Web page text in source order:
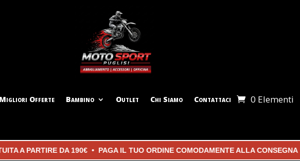
Migliori Offerte Bambino Outlet Chi Siamo Contattaci 0 Elementi
A PARTIRE DA 190€ • PAGA IL TUO ORDINE COMODAMENTE ALLA CONSEGNA